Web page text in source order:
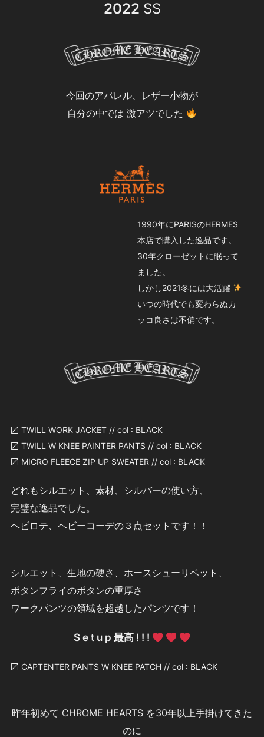
2022 SS
今回のアパレル、レザー小物が
自分の中では 激アツでした
1990年にPARISのHERMES
本店で購入した逸品です。
30年クローゼットに眠って
ました。
しかし2021冬には大活躍
いつの時代でも変わらぬカ
ッコ良さは不偏です。
〼 TWILL WORK JACKET // col : BLACK
〼 TWILL W KNEE PAINTER PANTS // col : BLACK
〼 MICRO FLEECE ZIP UP SWEATER // col : BLACK
どれもシルエット、素材、シルバーの使い方、
完璧な逸品でした。
ヘビロテ、ヘビーコーデの３点セットです！！
シルエット、生地の硬さ、ホースシューリベット、
ボタンフライのボタンの重厚さ
ワークパンツの領域を超越したパンツです！
S e t u p 最高 ! ! !
〼 CAPTENTER PANTS W KNEE PATCH // col : BLACK
昨年初めて CHROME HEARTS を30年以上手掛けてきた
のに